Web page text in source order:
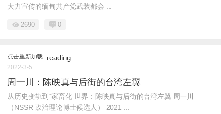
大力宣传的缅甸共产党武装都会 ...
2690 0
点击重新加载 reading
2022-3-5
周一川：陈映真与后街的台湾左翼
从历史变轨到“家畜化”世界：陈映真与后街的台湾左翼 周一川
（NSSR 政治理论博士候选人） 2021 ...